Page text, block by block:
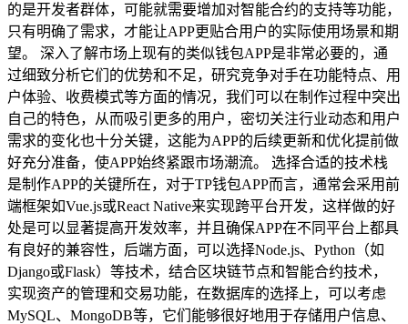
的是开发者群体，可能就需要增加对智能合约的支持等功能，
只有明确了需求，才能让APP更贴合用户的实际使用场景和期
望。 深入了解市场上现有的类似钱包APP是非常必要的，通
过细致分析它们的优势和不足，研究竞争对手在功能特点、用
户体验、收费模式等方面的情况，我们可以在制作过程中突出
自己的特色，从而吸引更多的用户，密切关注行业动态和用户
需求的变化也十分关键，这能为APP的后续更新和优化提前做
好充分准备，使APP始终紧跟市场潮流。 选择合适的技术栈
是制作APP的关键所在，对于TP钱包APP而言，通常会采用前
端框架如Vue.js或React Native来实现跨平台开发，这样做的好
处是可以显著提高开发效率，并且确保APP在不同平台上都具
有良好的兼容性，后端方面，可以选择Node.js、Python（如
Django或Flask）等技术，结合区块链节点和智能合约技术，
实现资产的管理和交易功能，在数据库的选择上，可以考虑
MySQL、MongoDB等，它们能够很好地用于存储用户信息、